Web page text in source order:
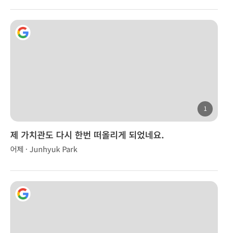
1
제 가치관도 다시 한번 떠올리게 되었네요.
어제 · Junhyuk Park